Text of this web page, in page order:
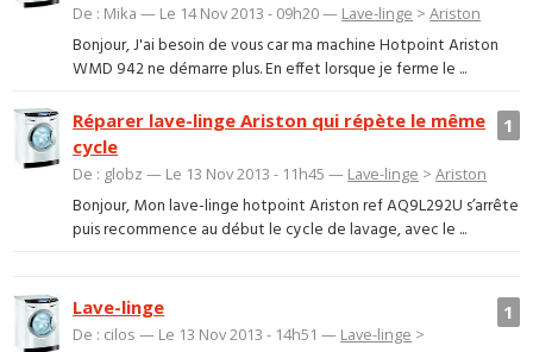
De : Mika — Le 14 Nov 2013 - 09h20 — Lave-linge >Ariston
Bonjour, J'ai besoin de vous car ma machine Hotpoint Ariston
WMD 942 ne démarre plus. En effet lorsque je ferme le ...
1
Réparer lave-linge Ariston qui répète le même
cycle
De : globz — Le 13 Nov 2013 - 11h45 — Lave-linge >Ariston
Bonjour, Mon lave-linge hotpoint Ariston ref AQ9L292U s’arrête
puis recommence au début le cycle de lavage, avec le ...
1
Lave-linge
De : cilos — Le 13 Nov 2013 - 14h51 — Lave-linge >